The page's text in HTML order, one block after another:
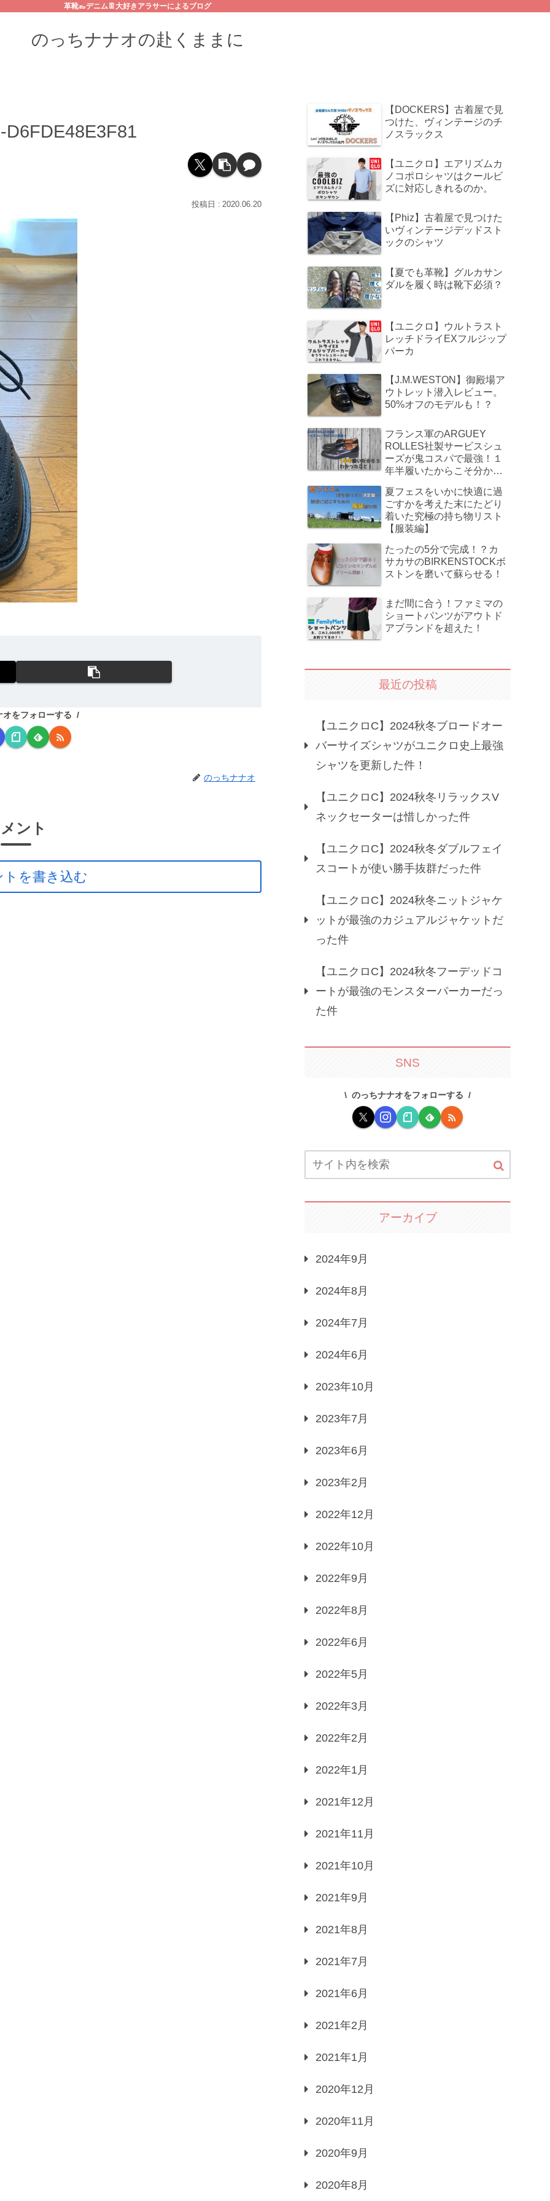
革靴👞デニム👖大好きアラサーによるブログ
のっちナナオの赴くままに
2020.06.20
オをフォローする
のっちナナオ
ント
を書き込む
【DOCKERS】古着屋で見
つけた、ヴィンテージのチ
ノスラックス
【ユニクロ】エアリズムカ
ノコポロシャツはクールビ
ズに対応しきれるのか。
【Phiz】古着屋で見つけた
いヴィンテージデッドスト
ックのシャツ
【夏でも革靴】グルカサン
ダルを履く時は靴下必須？
【ユニクロ】ウルトラスト
レッチドライEXフルジップ
パーカ
【J.M.WESTON】御殿場ア
ウトレット潜入レビュー。
50%オフのモデルも！？
フランス軍のARGUEY
ROLLES社製サービスシュ
ーズが鬼コスパで最強！１
年半履いたからこそ分かっ
夏フェスをいかに快適に過
ごすかを考えた末にたどり
着いた究極の持ち物リスト
【服装編】
たったの5分で完成！？カ
サカサのBIRKENSTOCKボ
ストンを磨いて蘇らせる！
まだ間に合う！ファミマの
ショートパンツがアウトド
アブランドを超えた！
最近の投稿
【ユニクロC】2024秋冬ブロードオー
バーサイズシャツがユニクロ史上最強
シャツを更新した件！
【ユニクロC】2024秋冬リラックスV
ネックセーターは惜しかった件
【ユニクロC】2024秋冬ダブルフェイ
スコートが使い勝手抜群だった件
【ユニクロC】2024秋冬ニットジャケ
ットが最強のカジュアルジャケットだ
った件
【ユニクロC】2024秋冬フーデッドコ
ートが最強のモンスターパーカーだっ
た件
SNS
のっちナナオをフォローする
アーカイブ
2024年9月
2024年8月
2024年7月
2024年6月
2023年10月
2023年7月
2023年6月
2023年2月
2022年12月
2022年10月
2022年9月
2022年8月
2022年6月
2022年5月
2022年3月
2022年2月
2022年1月
2021年12月
2021年11月
2021年10月
2021年9月
2021年8月
2021年7月
2021年6月
2021年2月
2021年1月
2020年12月
2020年11月
2020年9月
2020年8月